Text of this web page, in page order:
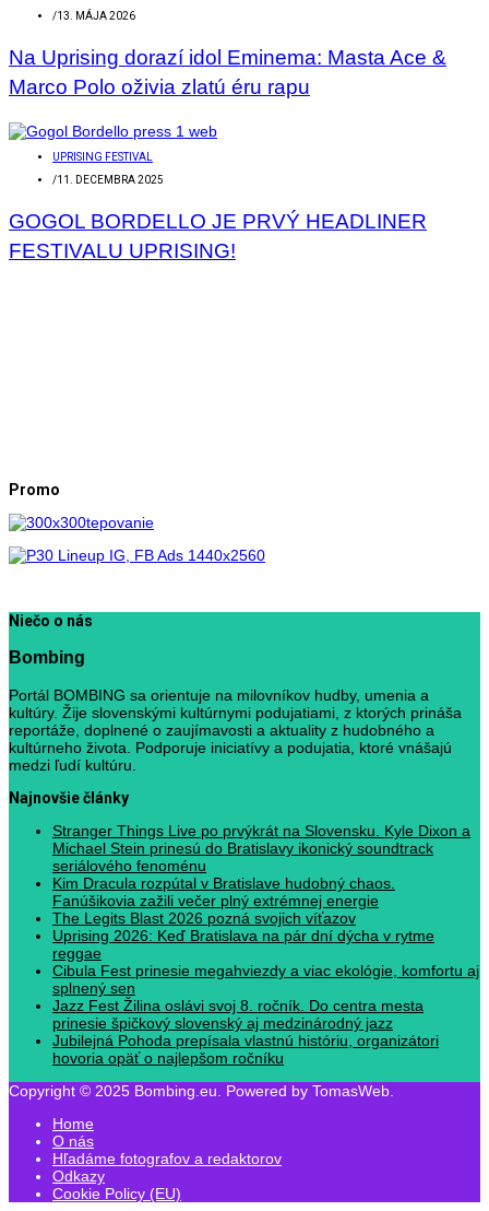
/13. MÁJA 2026
Na Uprising dorazí idol Eminema: Masta Ace &
Marco Polo oživia zlatú éru rapu
UPRISING FESTIVAL
/11. DECEMBRA 2025
GOGOL BORDELLO JE PRVÝ HEADLINER
FESTIVALU UPRISING!
Promo
Niečo o nás
Bombing
Portál BOMBING sa orientuje na milovníkov hudby, umenia a
kultúry. Žije slovenskými kultúrnymi podujatiami, z ktorých prináša
reportáže, doplnené o zaujímavosti a aktuality z hudobného a
kultúrneho života. Podporuje iniciatívy a podujatia, ktoré vnášajú
medzi ľudí kultúru.
Najnovšie články
Stranger Things Live po prvýkrát na Slovensku. Kyle Dixon a
Michael Stein prinesú do Bratislavy ikonický soundtrack
seriálového fenoménu
Kim Dracula rozpútal v Bratislave hudobný chaos.
Fanúšikovia zažili večer plný extrémnej energie
The Legits Blast 2026 pozná svojich víťazov
Uprising 2026: Keď Bratislava na pár dní dýcha v rytme
reggae
Cibula Fest prinesie megahviezdy a viac ekológie, komfortu aj
splnený sen
Jazz Fest Žilina oslávi svoj 8. ročník. Do centra mesta
prinesie špičkový slovenský aj medzinárodný jazz
Jubilejná Pohoda prepísala vlastnú históriu, organizátori
hovoria opäť o najlepšom ročníku
Copyright © 2025 Bombing.eu. Powered by TomasWeb.
Home
O nás
Hľadáme fotografov a redaktorov
Odkazy
Cookie Policy (EU)